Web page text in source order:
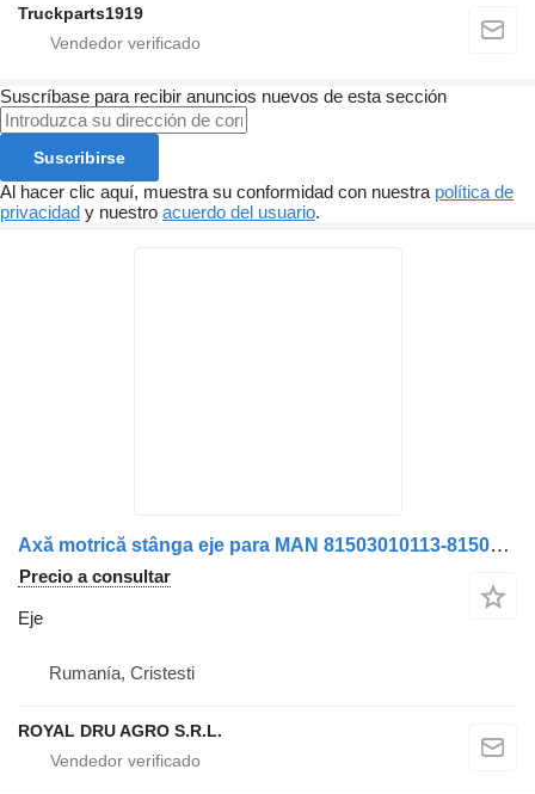
Truckparts1919
Suscríbase para recibir anuncios nuevos de esta sección
Suscribirse
Al hacer clic aquí, muestra su conformidad con nuestra política de
privacidad y nuestro acuerdo del usuario.
Axă motrică stânga eje para MAN 81503010113-81503010263-81503010267-81503010265-81503010269 camión
Precio a consultar
Eje
Rumanía, Cristesti
ROYAL DRU AGRO S.R.L.